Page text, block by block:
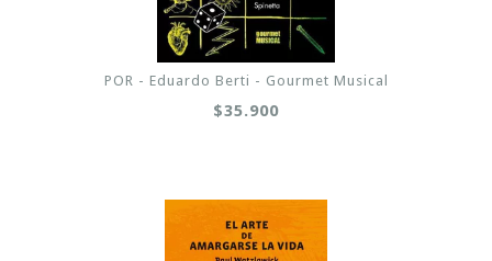
POR - Eduardo Berti - Gourmet Musical
$35.900